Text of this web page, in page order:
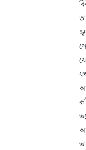
বিকীরিত
তাহার পরশে
হৃদয়ে আমার
সেই পুরাতন
যে স্বপ্নে
যখনি উঠিল
অমনি আকুল
কবি
ভয় কিংবা
অমনি মায়ের
ভাবিনু কাতর